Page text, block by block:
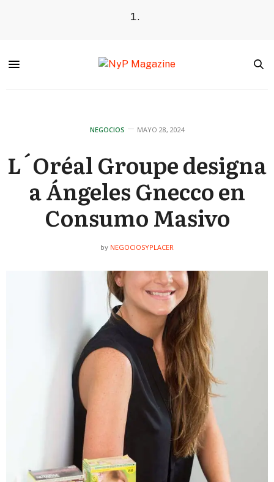
NEGOCIOS MAYO 28, 2024
L´Oréal Groupe designa
a Ángeles Gnecco en
Consumo Masivo
by NEGOCIOSYPLACER